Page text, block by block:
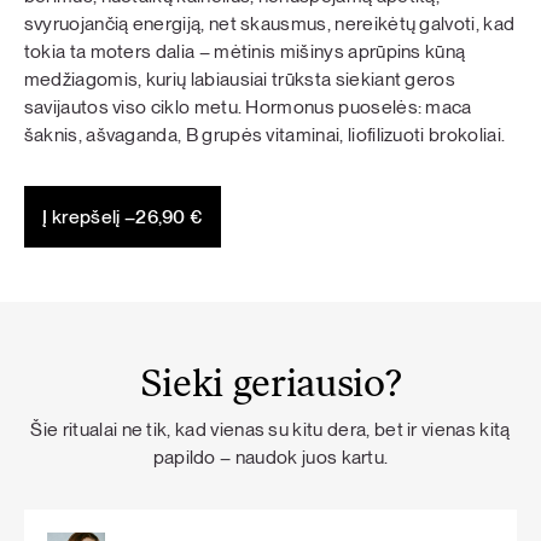
svyruojančią energiją, net skausmus, nereikėtų galvoti, kad
tokia ta moters dalia – mėtinis mišinys aprūpins kūną
medžiagomis, kurių labiausiai trūksta siekiant geros
savijautos viso ciklo metu. Hormonus puoselės: maca
šaknis, ašvaganda, B grupės vitaminai, liofilizuoti brokoliai.
Į krepšelį –26,90€
Sieki geriausio?
Šie ritualai ne tik, kad vienas su kitu dera, bet ir vienas kitą
papildo – naudok juos kartu.